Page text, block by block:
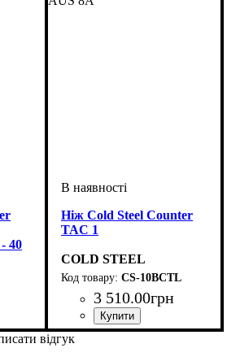
40
Ніж Cold Steel Counter
TAC 1
COLD STEEL
CS-10BCTL
3 510.00грн
відгук